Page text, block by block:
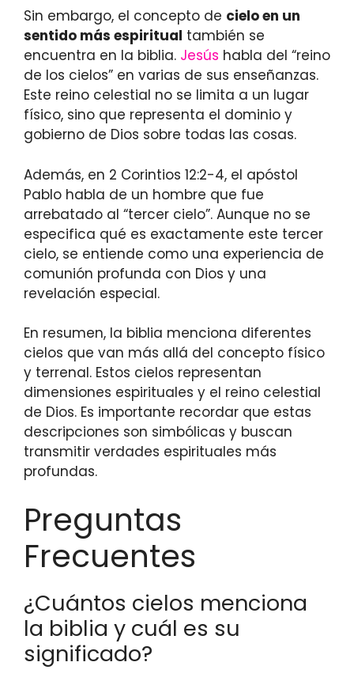
Sin embargo, el concepto de cielo en un
sentido más espiritual también se
encuentra en la biblia. Jesús habla del “reino
de los cielos” en varias de sus enseñanzas.
Este reino celestial no se limita a un lugar
físico, sino que representa el dominio y
gobierno de Dios sobre todas las cosas.
Además, en 2 Corintios 12:2-4, el apóstol
Pablo habla de un hombre que fue
arrebatado al “tercer cielo”. Aunque no se
especifica qué es exactamente este tercer
cielo, se entiende como una experiencia de
comunión profunda con Dios y una
revelación especial.
En resumen, la biblia menciona diferentes
cielos que van más allá del concepto físico
y terrenal. Estos cielos representan
dimensiones espirituales y el reino celestial
de Dios. Es importante recordar que estas
descripciones son simbólicas y buscan
transmitir verdades espirituales más
profundas.
Preguntas
Frecuentes
¿Cuántos cielos menciona
la biblia y cuál es su
significado?